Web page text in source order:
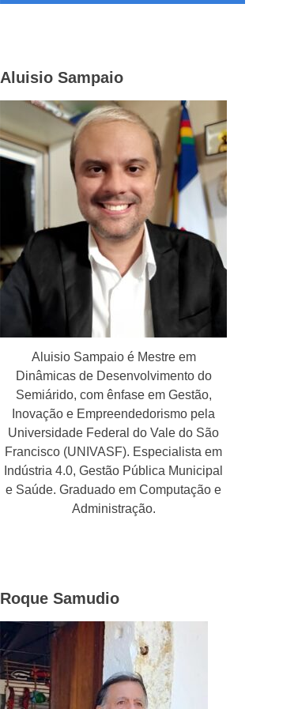
Aluisio Sampaio
Aluisio Sampaio é Mestre em
Dinâmicas de Desenvolvimento do
Semiárido, com ênfase em Gestão,
Inovação e Empreendedorismo pela
Universidade Federal do Vale do São
Francisco (UNIVASF). Especialista em
Indústria 4.0, Gestão Pública Municipal
e Saúde. Graduado em Computação e
Administração.
Roque Samudio